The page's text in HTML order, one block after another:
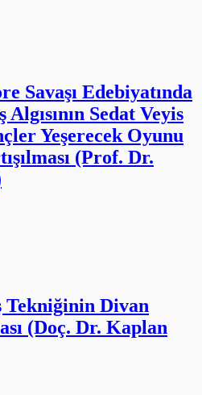
Savaşı Edebiyatında
Algısının Sedat Veyis
Yeşerecek Oyunu
(Prof. Dr.
Tekniğinin Divan
(Doç. Dr. Kaplan